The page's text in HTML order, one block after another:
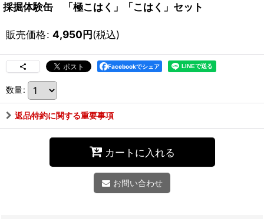
採掘体験缶 「極こはく」「こはく」セット
販売価格: 4,950円(税込)
Facebookでシェア
数量:
返品特約に関する重要事項
カートに入れる
お問い合わせ